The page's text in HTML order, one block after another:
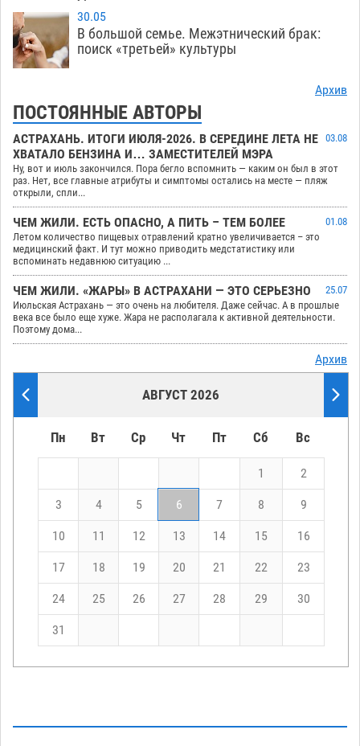
30.05
В большой семье. Межэтнический брак:
поиск «третьей» культуры
Архив
ПОСТОЯННЫЕ АВТОРЫ
АСТРАХАНЬ. ИТОГИ ИЮЛЯ-2026. В СЕРЕДИНЕ ЛЕТА НЕ
ХВАТАЛО БЕНЗИНА И… ЗАМЕСТИТЕЛЕЙ МЭРА
03.08
Ну, вот и июль закончился. Пора бегло вспомнить — каким он был в этот
раз. Нет, все главные атрибуты и симптомы остались на месте — пляж
открыли, спли...
ЧЕМ ЖИЛИ. ЕСТЬ ОПАСНО, А ПИТЬ – ТЕМ БОЛЕЕ
01.08
Летом количество пищевых отравлений кратно увеличивается – это
медицинский факт. И тут можно приводить медстатистику или
вспоминать недавнюю ситуацию ...
ЧЕМ ЖИЛИ. «ЖАРЫ» В АСТРАХАНИ — ЭТО СЕРЬЕЗНО
25.07
Июльская Астрахань — это очень на любителя. Даже сейчас. А в прошлые
века все было еще хуже. Жара не располагала к активной деятельности.
Поэтому дома...
Архив
АВГУСТ 2026
Пн Вт Ср Чт Пт Сб Вс
1 2
3 4 5 6 7 8 9
10 11 12 13 14 15 16
17 18 19 20 21 22 23
24 25 26 27 28 29 30
31